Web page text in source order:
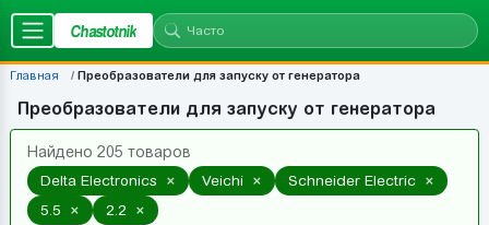
Chastotnik
Главная Преобразователи для запуску от генератора
Преобразователи для запуску от генератора
Найдено 205 товаров
Delta Electronics × Veichi × Schneider Electric ×
5.5 × 2.2 ×